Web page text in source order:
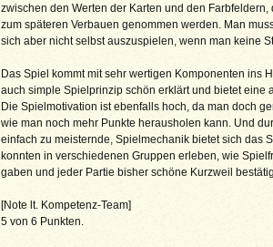
zwischen den Werten der Karten und den
zum späteren Verbauen genommen werden. Man
sich aber nicht selbst auszuspielen, wenn man keine
Das Spiel kommt mit sehr wertigen Komponenten ins
auch simple Spielprinzip schön erklärt und bietet eine
Die Spielmotivation ist ebenfalls hoch, da man doch
wie man noch mehr Punkte herausholen kann. Und
einfach zu meisternde, Spielmechanik bietet sich das
konnten in verschiedenen Gruppen erleben, wie
gaben und jeder Partie bisher schöne Kurzweil
[Note lt. Kompetenz-Team]
5 von 6 Punkten.